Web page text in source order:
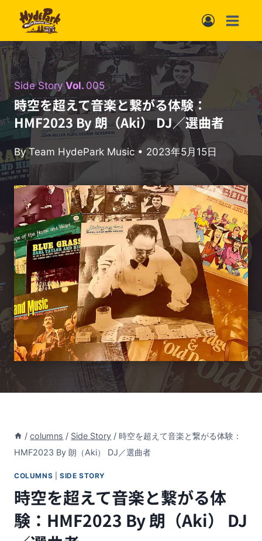
を
キ
プ
Side StoryVol. 005
時空を超えて音楽と繋がる体験：
HMF2023 By 朗（Aki） DJ／選曲者
By Team HydePark Music • 2023年5月15日
/ columns / Side Story / 時空を超えて音楽と繋がる体験：
HMF2023 By 朗（Aki） DJ／選曲者
COLUMNS SIDE STORY
時空を超えて音楽と繋がる体
験：HMF2023 By 朗（Aki） DJ